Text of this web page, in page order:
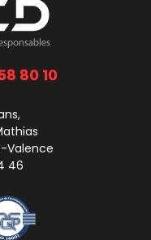
80 10
Valence
46